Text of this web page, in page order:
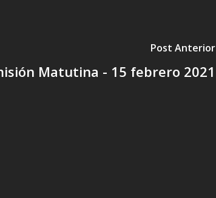
Post Anterior
Matutina - 15 febrero 2021